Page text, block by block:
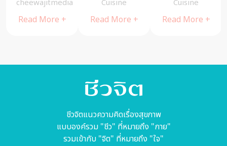
อาหนิง นิรุตติ์
ศิริจรรยา
cheewajitmedia
Read More +
ผม : อ๊อฟ-
อัครพล ทอง
Cuisine
Read More +
อาชีพ
เพชฌฆาต
cheewajitmedia
Read More +
ชีวจิตแนวความคิดเรื่องสุขภาพ
แบบองค์รวม "ชีว" ที่หมายถึง "กาย"
รวมเข้ากับ "จิต" ที่หมายถึง "ใจ"